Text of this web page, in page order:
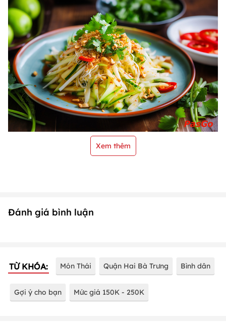
Xem thêm
Đánh giá bình luận
TỪ KHÓA: Món Thái Quận Hai Bà Trưng Bình dân
Gợi ý cho bạn Mức giá 150K - 250K